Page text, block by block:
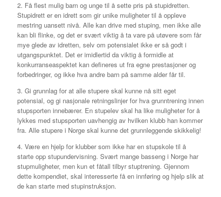
2. Få flest mulig barn og unge til å sette pris på stupidretten.
Stupidrett er en idrett som gir unike muligheter til å oppleve
mestring uansett nivå. Alle kan drive med stuping, men ikke alle
kan bli flinke, og det er svært viktig å ta vare på utøvere som får
mye glede av idretten, selv om potensialet ikke er så godt i
utgangspunktet. Det er imidlertid da viktig å formidle at
konkurranseaspektet kan defineres ut fra egne prestasjoner og
forbedringer, og ikke hva andre barn på samme alder får til.
3. Gi grunnlag for at alle stupere skal kunne nå sitt eget
potensial, og gi nasjonale retningslinjer for hva grunntrening innen
stupsporten innebærer. En stupelev skal ha like muligheter for å
lykkes med stupsporten uavhengig av hvilken klubb han kommer
fra. Alle stupere i Norge skal kunne det grunnleggende skikkelig!
4. Være en hjelp for klubber som ikke har en stupskole til å
starte opp stupundervisning. Svært mange basseng i Norge har
stupmuligheter, men kun et fåtall tilbyr stuptrening. Gjennom
dette kompendiet, skal interesserte få en innføring og hjelp slik at
de kan starte med stupinstruksjon.